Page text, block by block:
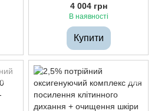
4 004 грн
В наявності
Купити